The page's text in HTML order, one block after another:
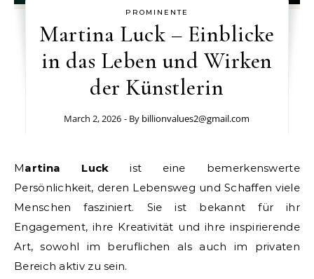
PROMINENTE
Martina Luck – Einblicke
in das Leben und Wirken
der Künstlerin
March 2, 2026 - By billionvalues2@gmail.com
Martina Luck ist eine bemerkenswerte
Persönlichkeit, deren Lebensweg und Schaffen viele
Menschen fasziniert. Sie ist bekannt für ihr
Engagement, ihre Kreativität und ihre inspirierende
Art, sowohl im beruflichen als auch im privaten
Bereich aktiv zu sein.